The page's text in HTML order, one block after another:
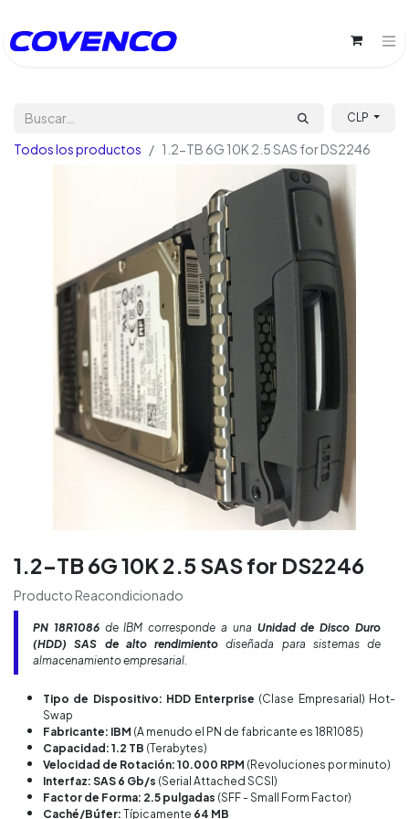
CLP
Todos los productos 1.2-TB 6G 10K 2.5 SAS for DS2246
1.2-TB 6G 10K 2.5 SAS for DS2246
Producto Reacondicionado
PN 18R1086de IBM corresponde a una Unidad de Disco Duro
(HDD) SAS de alto rendimiento diseñada para sistemas de
almacenamiento empresarial.
Tipo de Dispositivo: HDD Enterprise (Clase Empresarial) Hot-
Swap
Fabricante: IBM (A menudo el PN de fabricante es 18R1085)
Capacidad: 1.2 TB (Terabytes)
Velocidad de Rotación: 10.000 RPM (Revoluciones por minuto)
Interfaz: SAS 6 Gb/s (Serial Attached SCSI)
Factor de Forma: 2.5 pulgadas (SFF - Small Form Factor)
Caché/Búfer: Típicamente 64 MB